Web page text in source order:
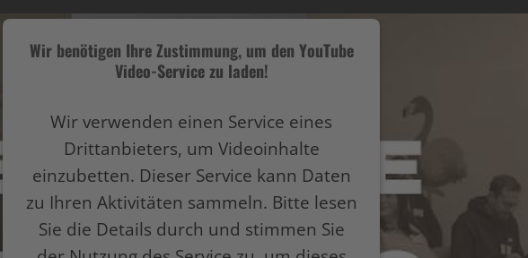
Wir benötigen Ihre Zustimmung, um den YouTube
Video-Service zu laden!
Wir verwenden einen Service eines
Drittanbieters, um Videoinhalte
einzubetten. Dieser Service kann Daten
zu Ihren Aktivitäten sammeln. Bitte lesen
Sie die Details durch und stimmen Sie